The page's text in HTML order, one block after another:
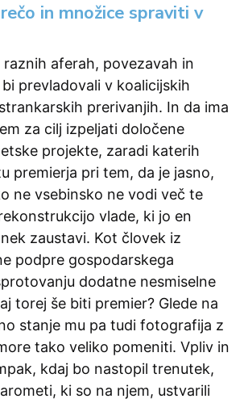
in množice spraviti v
raznih aferah, povezavah in
prevladovali v koalicijskih
prerivanjih. In da ima
za cilj izpeljati določene
projekte, zaradi katerih
premierja pri tem, da je jasno,
ne vsebinsko ne vodi več te
vlade, ki jo en
zaustavi. Kot človek iz
podpre gospodarskega
dodatne nesmiselne
torej še biti premier? Glede na
stanje mu pa tudi fotografija z
tako veliko pomeniti. Vpliv in
kdaj bo nastopil trenutek,
ki so na njem, ustvarili